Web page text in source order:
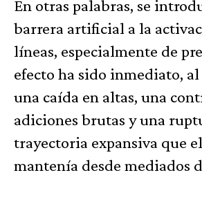
En otras palabras, se
barrera artificial a la
líneas, especialmente de
efecto ha sido inmediato,
una caída en altas, una
adiciones brutas y una
trayectoria expansiva que
mantenía desde mediados